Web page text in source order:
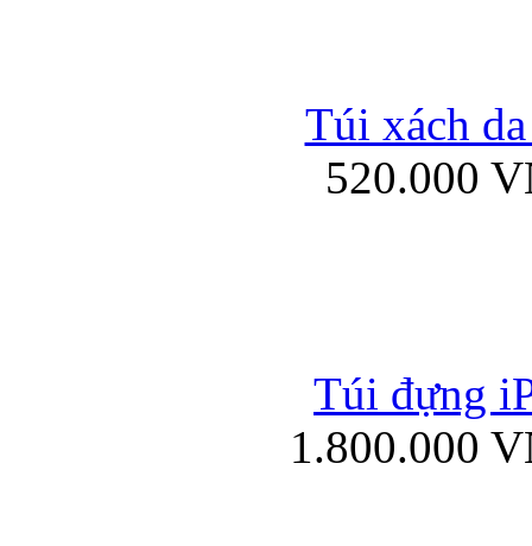
Bao da iPad
Túi xách da
Túi xách
520.000
Túi đựng
1.800.000